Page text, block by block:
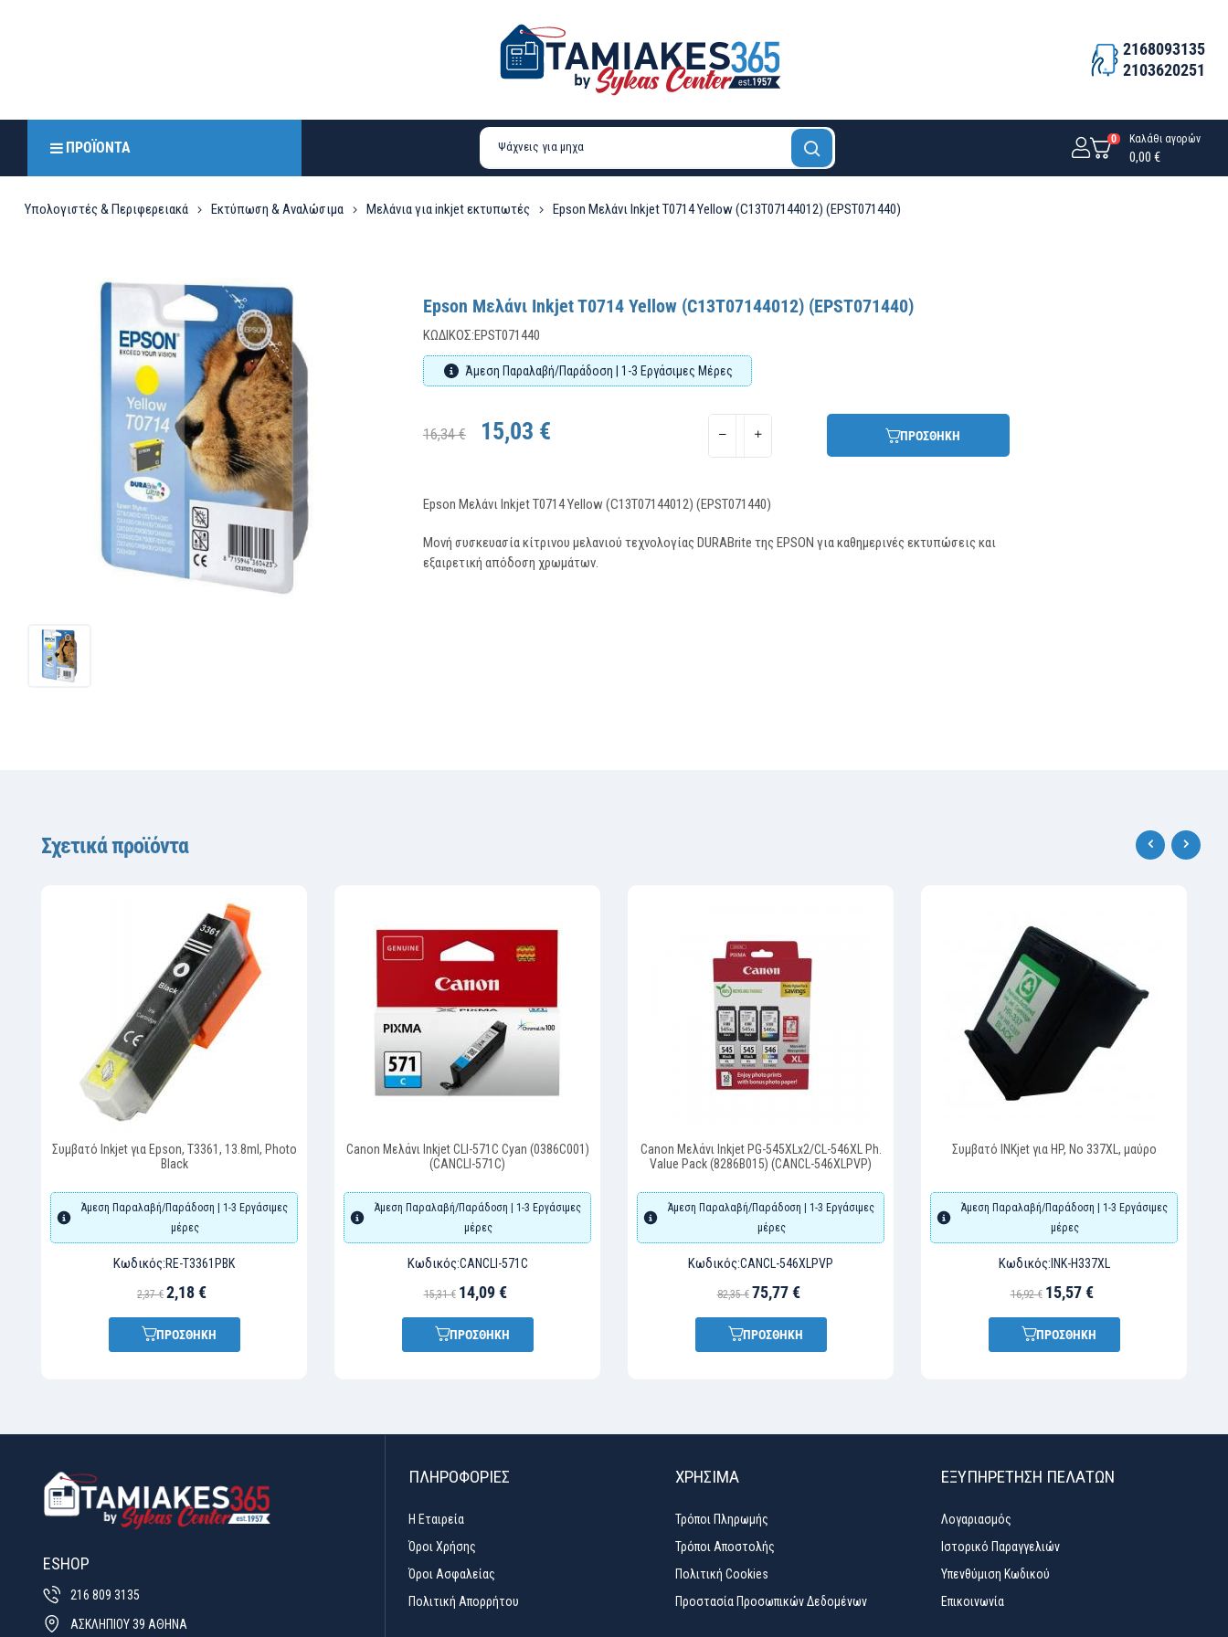
2168093135
2103620251
ΠΡΟΪΌΝΤΑ
0 Καλάθι αγορών
0,00 €
Υπολογιστές & Περιφερειακά Εκτύπωση & Αναλώσιμα Μελάνια για inkjet εκτυπωτές Epson Μελάνι Inkjet T0714 Yellow (C13T07144012) (EPST071440)
Epson Μελάνι Inkjet T0714 Yellow (C13T07144012) (EPST071440)
ΚΩΔΙΚΌΣ:EPST071440
Άμεση Παραλαβή/Παράδοση | 1-3 Εργάσιμες Μέρες
16,34 € 15,03 € ΠΡΟΣΘΗΚΗ
Epson Μελάνι Inkjet T0714 Yellow (C13T07144012) (EPST071440)
Μονή συσκευασία κίτρινου μελανιού τεχνολογίας DURABrite της EPSON για καθημερινές εκτυπώσεις και
εξαιρετική απόδοση χρωμάτων.
Σχετικά προϊόντα
Συμβατό Inkjet για Epson, T3361, 13.8ml, Photo
Black
Άμεση Παραλαβή/Παράδοση | 1-3 Εργάσιμες
μέρες
Κωδικός:RE-T3361PBK
2,37 € 2,18 €
ΠΡΟΣΘΗΚΗ
Canon Μελάνι Inkjet CLI-571C Cyan (0386C001)
(CANCLI-571C)
Άμεση Παραλαβή/Παράδοση | 1-3 Εργάσιμες
μέρες
Κωδικός:CANCLI-571C
15,31 € 14,09 €
ΠΡΟΣΘΗΚΗ
Canon Μελάνι Inkjet PG-545XLx2/CL-546XL Ph.
Value Pack (8286B015) (CANCL-546XLPVP)
Άμεση Παραλαβή/Παράδοση | 1-3 Εργάσιμες
μέρες
Κωδικός:CANCL-546XLPVP
82,35 € 75,77 €
ΠΡΟΣΘΗΚΗ
Συμβατό INKjet για HP, No 337XL, μαύρο
Άμεση Παραλαβή/Παράδοση | 1-3 Εργάσιμες
μέρες
Κωδικός:INK-H337XL
16,92 € 15,57 €
ΠΡΟΣΘΗΚΗ
ESHOP
216 809 3135
ΑΣΚΛΗΠΙΟΥ 39 ΑΘΗΝΑ
ΠΛΗΡΟΦΟΡΙΕΣ
Η Εταιρεία
Όροι Χρήσης
Όροι Ασφαλείας
Πολιτική Απορρήτου
ΧΡΉΣΙΜΑ
Τρόποι Πληρωμής
Τρόποι Αποστολής
Πολιτική Cookies
Προστασία Προσωπικών Δεδομένων
ΕΞΥΠΗΡΈΤΗΣΗ ΠΕΛΑΤΏΝ
Λογαριασμός
Ιστορικό Παραγγελιών
Υπενθύμιση Κωδικού
Επικοινωνία